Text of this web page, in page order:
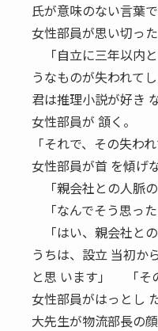
氏が意味のない言葉
女性部員が思い切っ
「自立に三年以内
うなものが失われて
君は推理小説が好き
女性部員が 頷く。
「それで、その失わ
女性部員が首 を傾げ
「親会社との人脈
「なんでそう思っ
「はい、親会社と
うちは、設立 当初か
と思 います」 「そ
女性部員がはっとし
大先生が物流部長の